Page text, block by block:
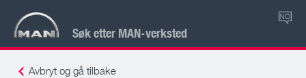
Søk etter MAN-verksted
NO
Avbryt og gå tilbake